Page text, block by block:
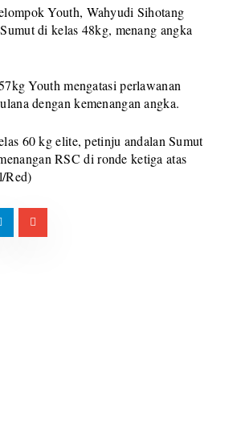
Youth, Wahyudi Sihotang
di kelas 48kg, menang angka
Youth mengatasi perlawanan
dengan kemenangan angka.
60 kg elite, petinju andalan Sumut
RSC di ronde ketiga atas
Red)